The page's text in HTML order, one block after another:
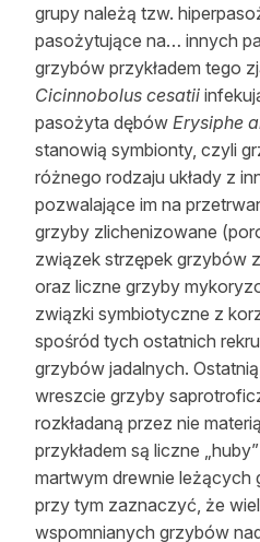
grupy należą tzw.
pasożytujące na… innych
grzybów przykładem tego
Cicinnobolus cesatii
pasożyta dębów Erysiphe
stanowią symbionty, czyli
różnego rodzaju układy z
pozwalające im na
grzyby zlichenizowane
związek strzępek grzybów
oraz liczne grzyby
związki symbiotyczne z
spośród tych ostatnich
grzybów jadalnych.
wreszcie grzyby
rozkładaną przez nie
przykładem są liczne
martwym drewnie leżących
przy tym zaznaczyć, że
wspomnianych grzybów